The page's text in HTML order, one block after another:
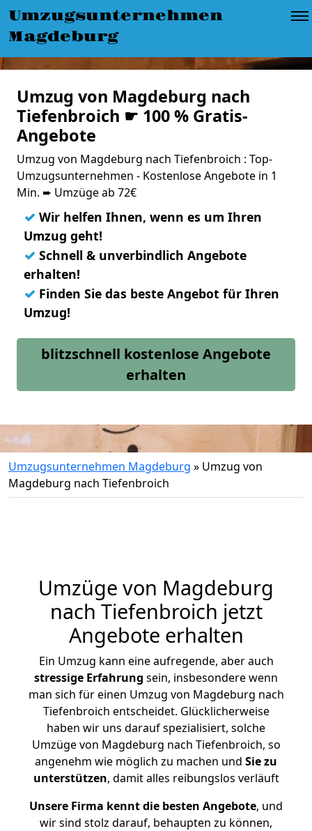
Umzugsunternehmen
Magdeburg
Umzug von Magdeburg nach
Tiefenbroich ☛ 100 % Gratis-
Angebote
Umzug von Magdeburg nach Tiefenbroich : Top-
Umzugsunternehmen - Kostenlose Angebote in 1
Min. ➨ Umzüge ab 72€
✓ Wir helfen Ihnen, wenn es um Ihren
Umzug geht!
✓ Schnell & unverbindlich Angebote
erhalten!
✓ Finden Sie das beste Angebot für Ihren
Umzug!
blitzschnell kostenlose Angebote
erhalten
Umzugsunternehmen Magdeburg » Umzug von
Magdeburg nach Tiefenbroich
Umzüge von Magdeburg
nach Tiefenbroich jetzt
Angebote erhalten
Ein Umzug kann eine aufregende, aber auch
stressige Erfahrung sein, insbesondere wenn
man sich für einen Umzug von Magdeburg nach
Tiefenbroich entscheidet. Glücklicherweise
haben wir uns darauf spezialisiert, solche
Umzüge von Magdeburg nach Tiefenbroich, so
angenehm wie möglich zu machen und Sie zu
unterstützen, damit alles reibungslos verläuft
Unsere Firma kennt die besten Angebote, und
wir sind stolz darauf, behaupten zu können,